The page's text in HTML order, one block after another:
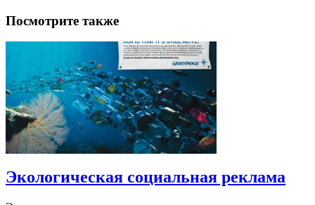
Посмотрите также
Экологическая социальная реклама